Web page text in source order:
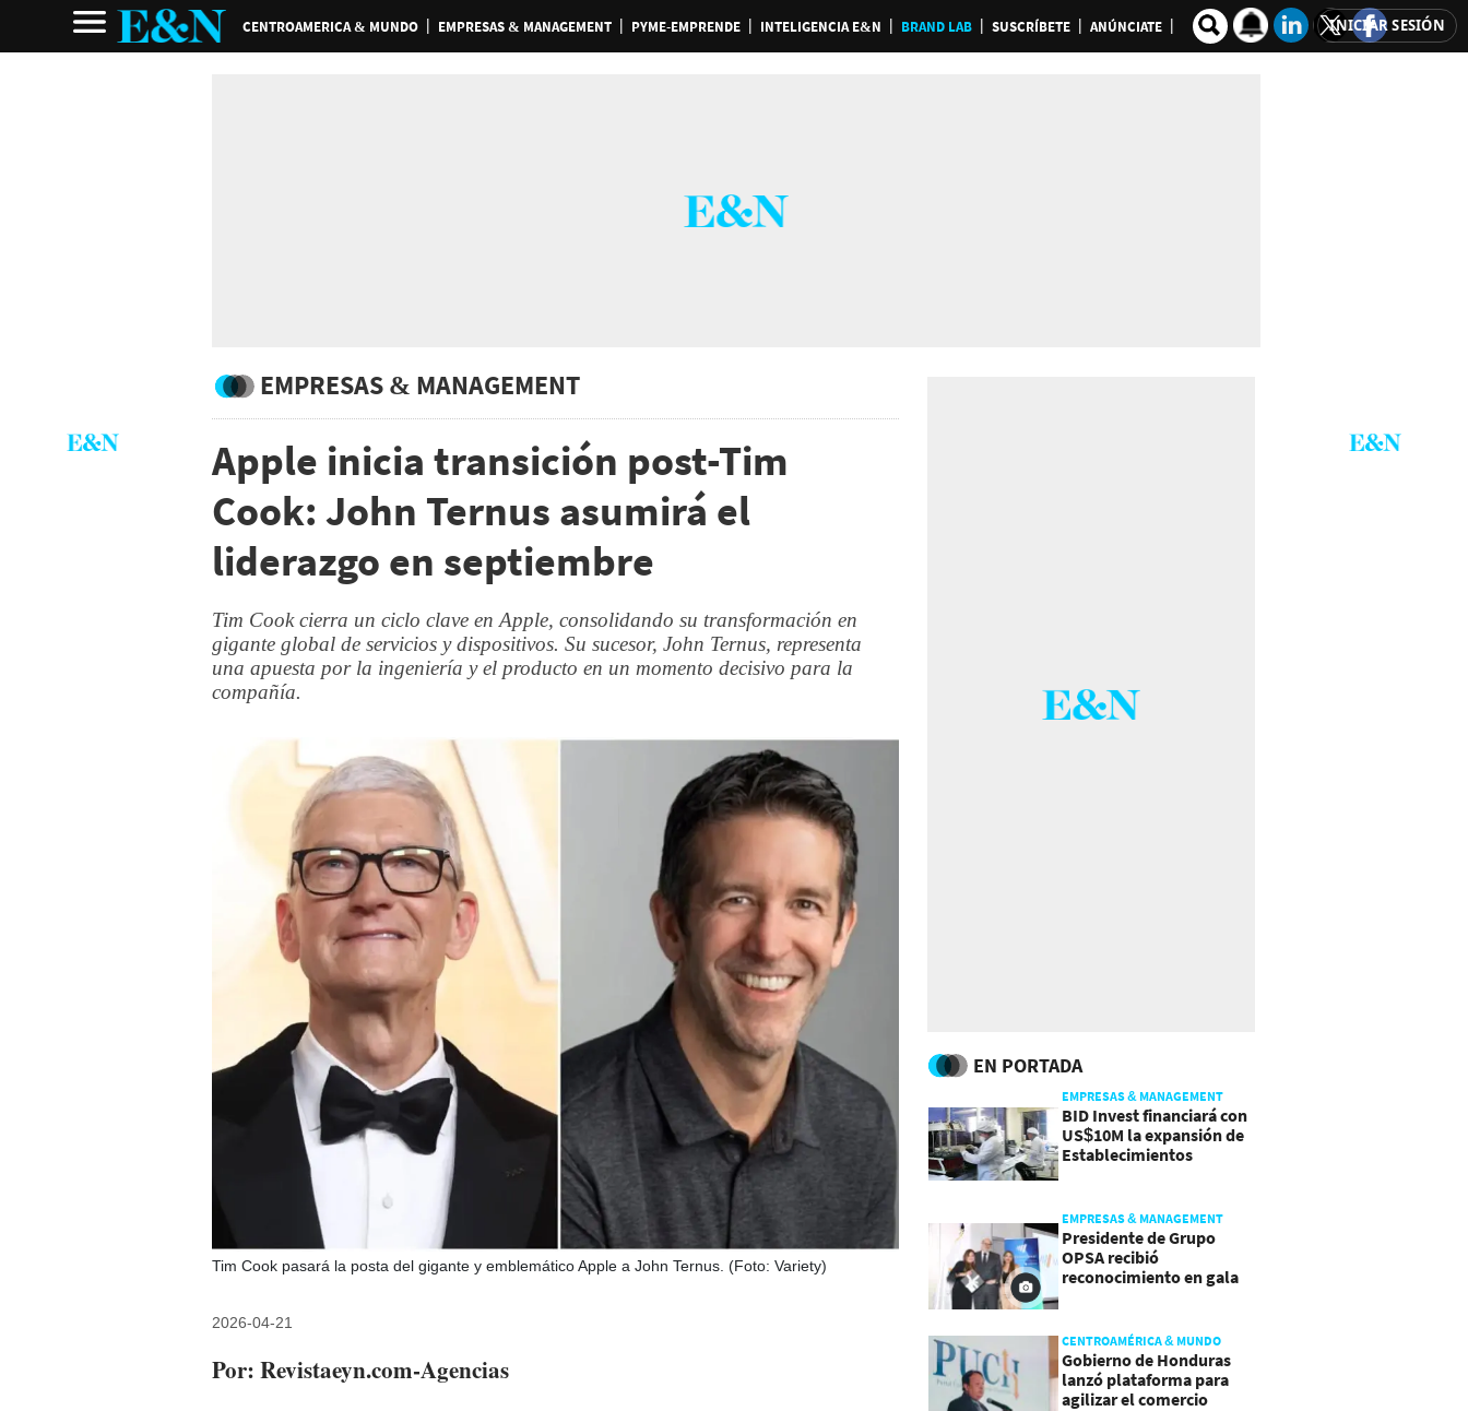
CENTROAMERICA & MUNDO EMPRESAS & MANAGEMENT PYME-EMPRENDE INTELIGENCIA E&N BRAND LAB SUSCRÍBETE ANÚNCIATE INICIAR SESIÓN
EMPRESAS & MANAGEMENT
Apple inicia transición post-Tim
Cook: John Ternus asumirá el
liderazgo en septiembre
Tim Cook cierra un ciclo clave en Apple, consolidando su transformación en
gigante global de servicios y dispositivos. Su sucesor, John Ternus, representa
una apuesta por la ingeniería y el producto en un momento decisivo para la
compañía.
Tim Cook pasará la posta del gigante y emblemático Apple a John Ternus. (Foto: Variety)
2026-04-21
Por: Revistaeyn.com-Agencias
EN PORTADA
EMPRESAS & MANAGEMENT
BID Invest financiará con
US$10M la expansión de
Establecimientos
EMPRESAS & MANAGEMENT
Presidente de Grupo
OPSA recibió
reconocimiento en gala
CENTROAMÉRICA & MUNDO
Gobierno de Honduras
lanzó plataforma para
agilizar el comercio